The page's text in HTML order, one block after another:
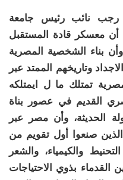
رجب نائب رئيس جامعة
أن معسكر قادة المستقبل
بناء الشخصية المصرية
وتاريخهم الممتد عبر
تمتلك ما ل ايمتلكه
القديم في عصور بناة
الحديثة، وأن مصر عبر
الذين صنعوا أول تقويم من
والكيمياء، والشعر
القدماء بذوي الاحتياجات